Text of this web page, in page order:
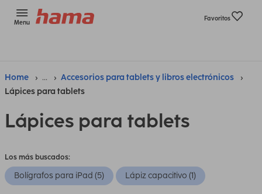
Menu
Favoritos
Home ...
Accesorios para tablets y libros electrónicos
Lápices para tablets
Lápices para tablets
Los más buscados:
Bolígrafos para iPad (5) Lápiz capacitivo (1)